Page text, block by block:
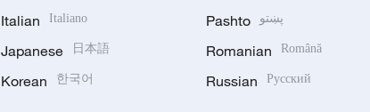
Italian Italiano
Japanese 日本語
Korean 한국어
Pashto پښتو
Romanian Română
Russian Русский